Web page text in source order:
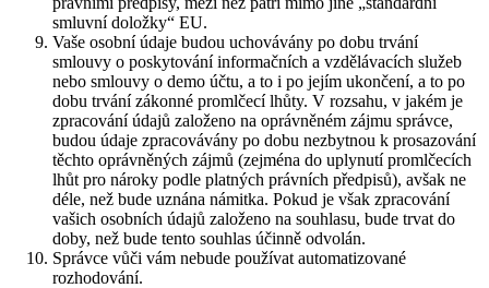
smluvní doložky“ EU.
Vaše osobní údaje budou uchovávány po dobu trvání
smlouvy o poskytování informačních a vzdělávacích služeb
nebo smlouvy o demo účtu, a to i po jejím ukončení, a to po
dobu trvání zákonné promlčecí lhůty. V rozsahu, v jakém je
zpracování údajů založeno na oprávněném zájmu správce,
budou údaje zpracovávány po dobu nezbytnou k prosazování
těchto oprávněných zájmů (zejména do uplynutí promlčecích
lhůt pro nároky podle platných právních předpisů), avšak ne
déle, než bude uznána námitka. Pokud je však zpracování
vašich osobních údajů založeno na souhlasu, bude trvat do
doby, než bude tento souhlas účinně odvolán.
Správce vůči vám nebude používat automatizované
rozhodování.